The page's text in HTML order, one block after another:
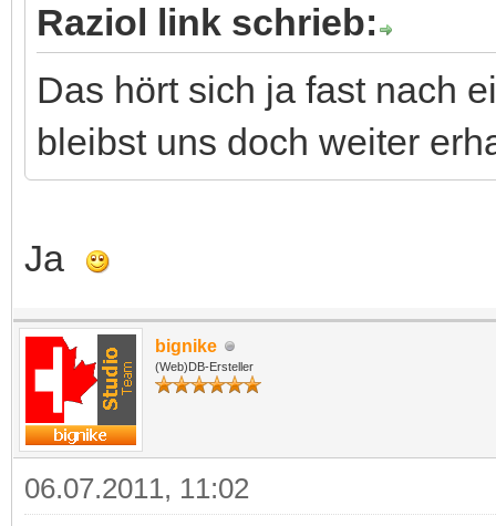
Raziol link schrieb:
Das hört sich ja fast nach
bleibst uns doch weiter
Ja
bignike
(Web)DB-Ersteller
06.07.2011, 11:02